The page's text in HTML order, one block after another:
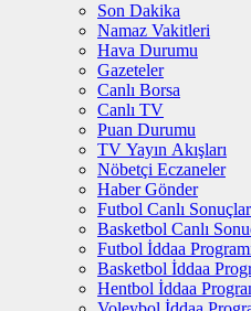
Son Dakika
Namaz Vakitleri
Hava Durumu
Gazeteler
Canlı Borsa
Canlı TV
Puan Durumu
TV Yayın Akışları
Nöbetçi Eczaneler
Haber Gönder
Futbol Canlı Sonuçlar
Basketbol Canlı
Futbol İddaa
Basketbol İddaa
Hentbol İddaa